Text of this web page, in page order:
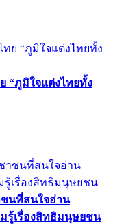
“ภูมิใจแต่งไทยทั้ง
นที่สนใจอ่าน
รู้เรื่องสิทธิมนุษยชน